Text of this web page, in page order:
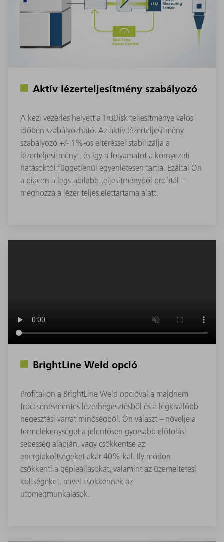
Aktív lézerteljesítmény szabályozó
A kézi vezérlés helyett a TruDisk teljesítménye valós
időben szabályozható. Az aktív lézerteljesítmény
szabályozó +/- 1%-os eltéréssel stabilizálja a
lézerteljesítményt, és így a folyamatot a környezeti
hatásoktól függetlenül egyenletesen tartja. Ezáltal Ön
a piacon a legstabilabb teljesítményből profitál –
méghozzá a lézer teljes élettartama alatt.
BrightLine Weld opció
Profitáljon a BrightLine Weld opcióval a majdnem
fröccsenésmentes lézerhegesztésből és a legkiválóbb
hegesztési varrat minőségből. Ön választ – növelje a
termelékenységet a jelentősen gyorsabb előtolási
sebesség alapján, vagy csökkentse az
energiaköltségeket akár 40%-kal. Ily módon
csökkenti a gépleállásokat, valamint az üzemeltetési
költségeket, mivel csökkennek az
utómegmunkálások.